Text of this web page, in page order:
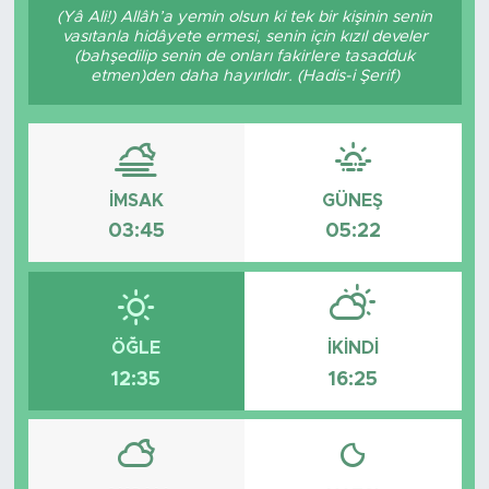
(Yâ Ali!) Allâh’a yemin olsun ki tek bir kişinin senin
vasıtanla hidâyete ermesi, senin için kızıl develer
(bahşedilip senin de onları fakirlere tasadduk
etmen)den daha hayırlıdır. (Hadis-i Şerif)
İMSAK
03:45
GÜNEŞ
05:22
ÖĞLE
12:35
İKINDI
16:25